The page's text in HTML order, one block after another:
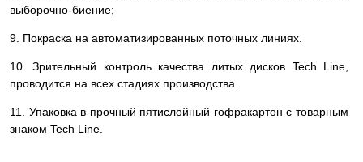
выборочно-биение;
9. Покраска на автоматизированных поточных линиях.
10. Зрительный контроль качества литых дисков Tech Line,
проводится на всех стадиях производства.
11. Упаковка в прочный пятислойный гофракартон с товарным
знаком Tech Line.